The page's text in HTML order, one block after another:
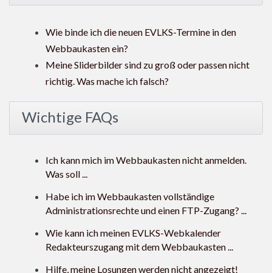
Wie binde ich die neuen EVLKS-Termine in den
Webbaukasten ein?
Meine Sliderbilder sind zu groß oder passen nicht
richtig. Was mache ich falsch?
Wichtige FAQs
Ich kann mich im Webbaukasten nicht anmelden.
Was soll ...
Habe ich im Webbaukasten vollständige
Administrationsrechte und einen FTP-Zugang? ...
Wie kann ich meinen EVLKS-Webkalender
Redakteurszugang mit dem Webbaukasten ...
Hilfe, meine Losungen werden nicht angezeigt!